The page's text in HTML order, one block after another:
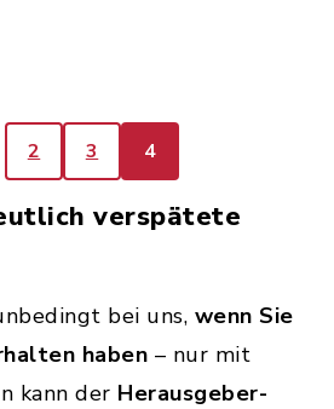
2 3 4
verspätete
bei uns, wenn Sie
haben – nur mit
kann der Herausgeber-